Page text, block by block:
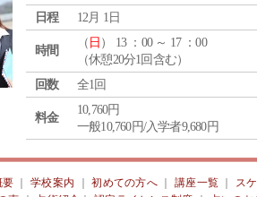
日程
12月 1日
時間
（ 日 ） 13 ：00 ～ 17 ：00
（休憩20分1回含む）
回数
全1回
料金
10,760円
一般10,760円/入学者9,680円
要 ｜学校案内 ｜初めての方へ 講座一覧
ス